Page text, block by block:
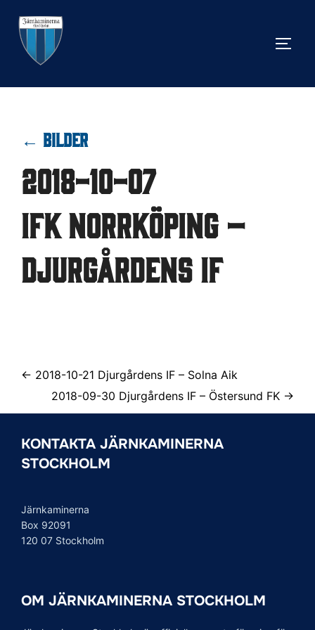
innehåll
← BILDER
2018-10-07
IFK Norrköping –
Djurgårdens IF
← 2018-10-21 Djurgårdens IF – Solna Aik
2018-09-30 Djurgårdens IF – Östersund FK →
KONTAKTA JÄRNKAMINERNA
STOCKHOLM
Järnkaminerna
Box 92091
120 07 Stockholm
OM JÄRNKAMINERNA STOCKHOLM